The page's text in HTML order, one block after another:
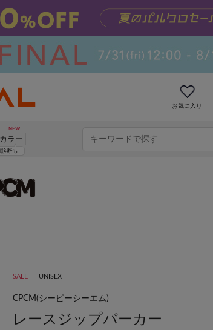
お気に入り
カラー
SALE UNISEX
CPCM(シーピーシーエム)
レースジップパーカー